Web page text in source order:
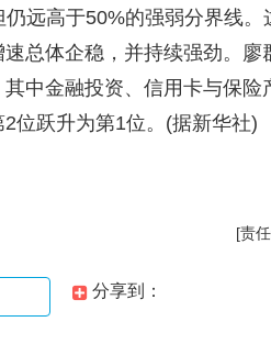
远高于50%的强弱分界线。
总体企稳，并持续强劲。廖
中金融投资、信用卡与保险
位跃升为第1位。(据新华社)
[责
分享到：